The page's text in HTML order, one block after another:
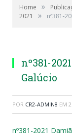
Home »
2021
» nº381-
nº381-
Galúcio
POR CR2-ADMIN8 EM
nº381-2021